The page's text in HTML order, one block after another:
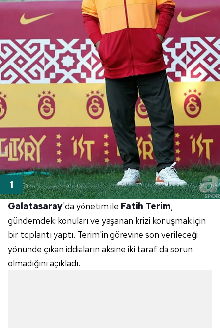
Galatasaray'da yönetim ile Fatih Terim,
gündemdeki konuları ve yaşanan krizi konuşmak için
bir toplantı yaptı. Terim'in görevine son verileceği
yönünde çıkan iddiaların aksine iki taraf da sorun
olmadığını açıkladı.